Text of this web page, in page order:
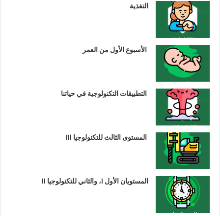
التغذية
الأسبوع الأول من العمر
التطبيقات التكنولوجية في حياتنا
المستوى الثالث للتكنولوجيا III
المستويان الأول I، والثاني للتكنولوجيا II